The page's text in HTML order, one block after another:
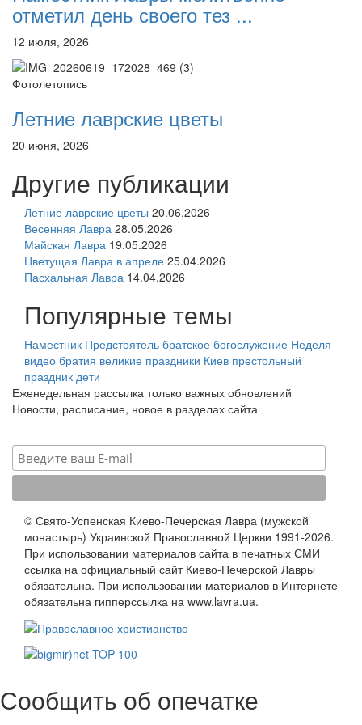
отметил день своего тез ...
12 июля, 2026
Фотолетопись
Летние лаврские цветы
20 июня, 2026
Другие публикации
Летние лаврские цветы 20.06.2026
Весенняя Лавра 28.05.2026
Майская Лавра 19.05.2026
Цветущая Лавра в апреле 25.04.2026
Пасхальная Лавра 14.04.2026
Популярные темы
Наместник Предстоятель братское богослужение Неделя
видео братия великие праздники Киев престольный
праздник дети
Еженедельная рассылка только важных обновлений
Новости, расписание, новое в разделах сайта
© Свято-Успенская Киево-Печерская Лавра (мужской
монастырь) Украинской Православной Церкви 1991-2026.
При использовании материалов сайта в печатных СМИ
ссылка на официальный сайт Киево-Печерской Лавры
обязательна. При использовании материалов в Интернете
обязательна гипперссылка на www.lavra.ua.
Сообщить об опечатке